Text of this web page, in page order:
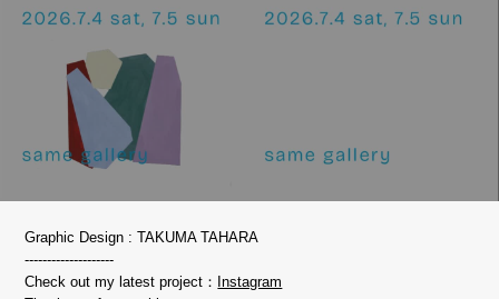
Graphic Design : TAKUMA TAHARA
--------------------
Check out my latest project： Instagram